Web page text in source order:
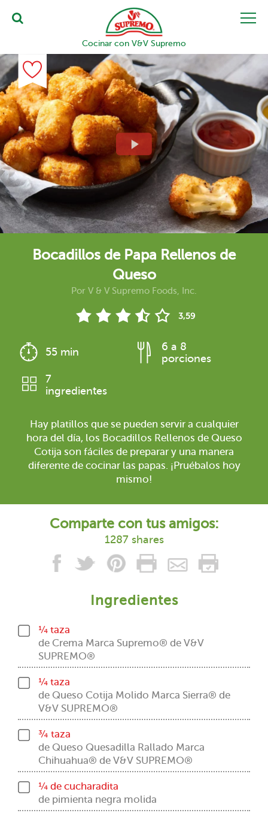
Cocinar con V&V Supremo
Bocadillos de Papa Rellenos de
Queso
Por V & V Supremo Foods, Inc.
3,59
55 min
6 a 8
porciones
7
ingredientes
Hay platillos que se pueden servir a cualquier
hora del día, los Bocadillos Rellenos de Queso
Cotija son fáciles de preparar y una manera
diferente de cocinar las papas. ¡Pruébalos hoy
mismo!
Comparte con tus amigos:
1287 shares
Ingredientes
¼ taza
de Crema Marca Supremo® de V&V
SUPREMO®
¼ taza
de Queso Cotija Molido Marca Sierra® de
V&V SUPREMO®
¾ taza
de Queso Quesadilla Rallado Marca
Chihuahua® de V&V SUPREMO®
¼ de cucharadita
de pimienta negra molida